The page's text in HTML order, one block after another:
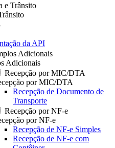
e Trânsito
da API
Adicionais
Adicionais
Recepção por MIC/DTA
por MIC/DTA
Recepção de Documento de
Transporte
Recepção por NF-e
por NF-e
Recepção de NF-e Simples
Recepção de NF-e com